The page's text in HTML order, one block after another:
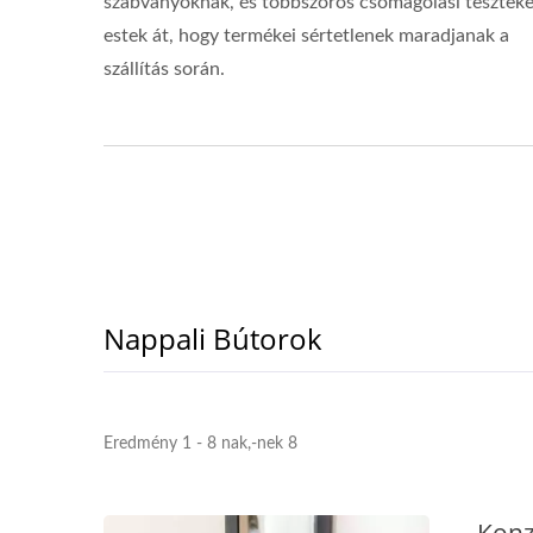
estek át, hogy termékei sértetlenek maradjanak a
szállítás során.
Nappali Bútorok
Eredmény 1 - 8 nak,-nek 8